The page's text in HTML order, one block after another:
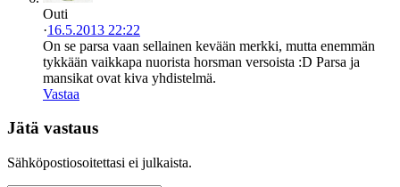
Outi
·16.5.2013 22:22
On se parsa vaan sellainen kevään merkki, mutta enemmän
tykkään vaikkapa nuorista horsman versoista :D Parsa ja
mansikat ovat kiva yhdistelmä.
Vastaa
Jätä vastaus
Sähköpostiosoitettasi ei julkaista.